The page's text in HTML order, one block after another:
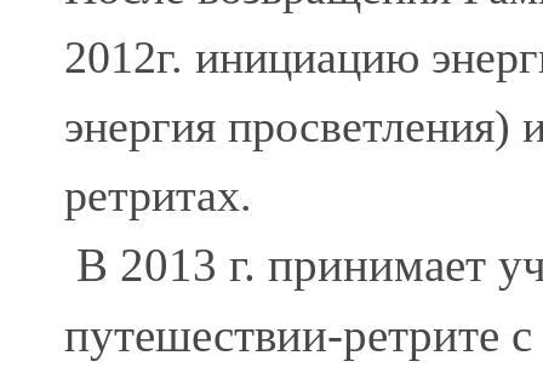
2012г. инициацию
энергия просветления)
ретритах.
В 2013 г. принимает
путешествии-ретрите